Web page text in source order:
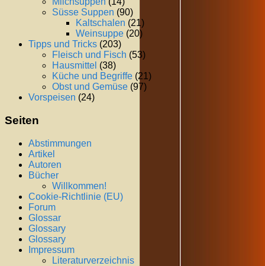
Süsse Suppen (90)
Kaltschalen (21)
Weinsuppe (20)
Tipps und Tricks (203)
Fleisch und Fisch (53)
Hausmittel (38)
Küche und Begriffe (21)
Obst und Gemüse (97)
Vorspeisen (24)
Seiten
Abstimmungen
Artikel
Autoren
Bücher
Willkommen!
Cookie-Richtlinie (EU)
Forum
Glossar
Glossary
Glossary
Impressum
Literaturverzeichnis